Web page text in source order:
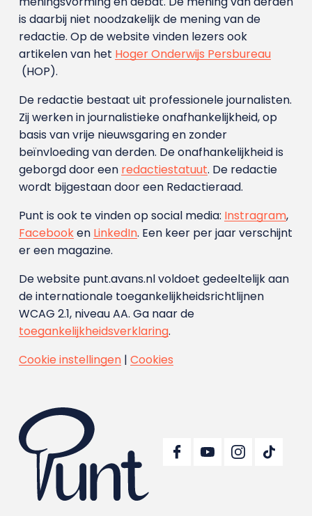
is daarbij niet noodzakelijk de mening van de
redactie. Op de website vinden lezers ook
artikelen van het Hoger Onderwijs Persbureau
(HOP).
De redactie bestaat uit professionele journalisten.
Zij werken in journalistieke onafhankelijkheid, op
basis van vrije nieuwsgaring en zonder
beïnvloeding van derden. De onafhankelijkheid is
geborgd door een redactiestatuut. De redactie
wordt bijgestaan door een Redactieraad.
Punt is ook te vinden op social media: Instragram,
Facebooken LinkedIn. Een keer per jaar verschijnt
er een magazine.
De website punt.avans.nl voldoet gedeeltelijk aan
de internationale toegankelijkheidsrichtlijnen
WCAG 2.1, niveau AA. Ga naar de
toegankelijkheidsverklaring.
Cookie instellingen| Cookies